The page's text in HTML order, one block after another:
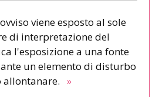
viene esposto al sole
di interpretazione del
l'esposizione a una fonte
un elemento di disturbo
allontanare. »